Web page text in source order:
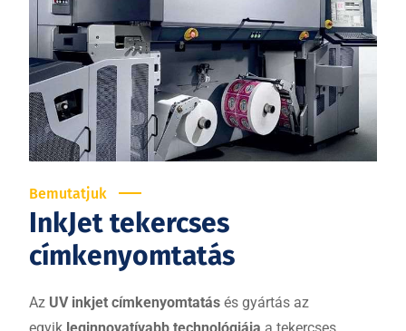
Bemutatjuk
InkJet tekercses
címkenyomtatás
Az UV inkjet címkenyomtatás és gyártás az